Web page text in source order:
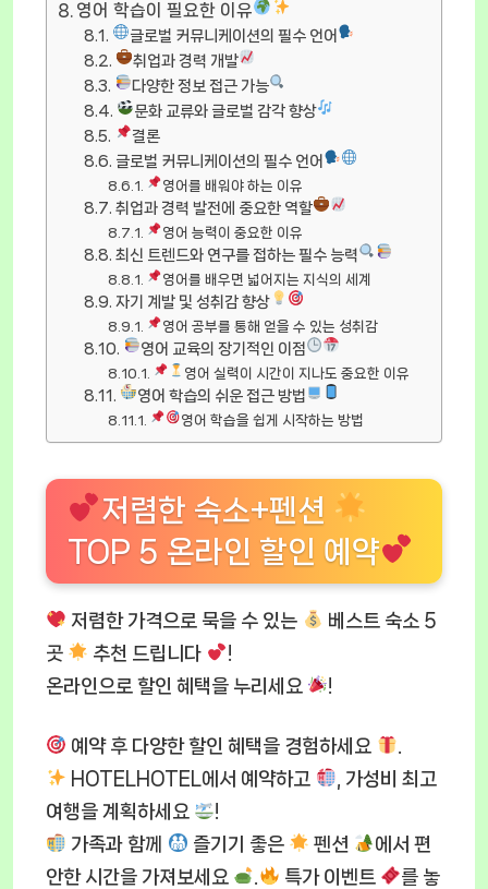
영어 학습이 필요한 이유
글로벌 커뮤니케이션의 필수 언어
취업과 경력 개발
다양한 정보 접근 가능
문화 교류와 글로벌 감각 향상
결론
글로벌 커뮤니케이션의 필수 언어
영어를 배워야 하는 이유
취업과 경력 발전에 중요한 역할
영어 능력이 중요한 이유
최신 트렌드와 연구를 접하는 필수 능력
영어를 배우면 넓어지는 지식의 세계
자기 계발 및 성취감 향상
영어 공부를 통해 얻을 수 있는 성취감
영어 교육의 장기적인 이점
영어 실력이 시간이 지나도 중요한 이유
영어 학습의 쉬운 접근 방법
영어 학습을 쉽게 시작하는 방법
저렴한 숙소+펜션
TOP 5 온라인 할인 예약
저렴한 가격으로 묵을 수 있는
베스트 숙소 5
곳
추천 드립니다
!
온라인으로 할인 혜택을 누리세요
!
예약 후 다양한 할인 혜택을 경험하세요
HOTELHOTEL에서 예약하고
, 가성비 최고
여행을 계획하세요
!
가족과 함께
즐기기 좋은 펜션
에서 편
안한 시간을 가져보세요
특가 이벤트
를 놓